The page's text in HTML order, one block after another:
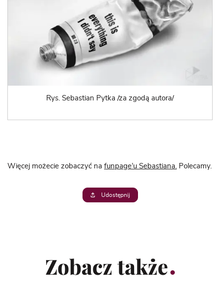
Rys. Sebastian Pytka /za zgodą autora/
Więcej możecie zobaczyć na funpage’u Sebastiana. Polecamy.
Udostępnij
Zobacz także